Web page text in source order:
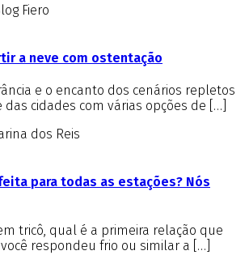
Fiero
a neve com ostentação
e o encanto dos cenários repletos
cidades com várias opções de […]
dos Reis
para todas as estações? Nós
tricô, qual é a primeira relação que
respondeu frio ou similar a […]